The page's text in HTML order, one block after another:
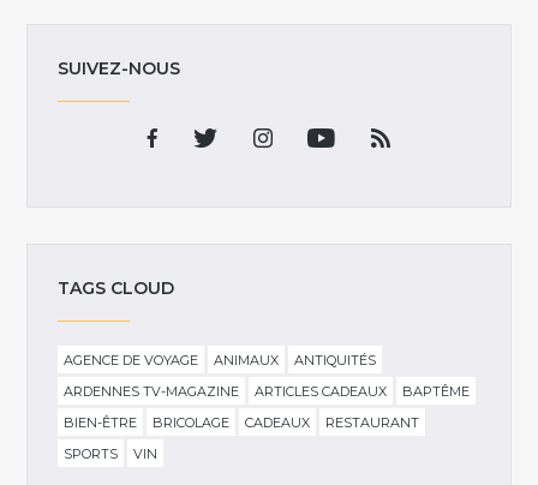
SUIVEZ-NOUS
TAGS CLOUD
AGENCE DE VOYAGE ANIMAUX
ANTIQUITÉS
ARDENNES TV-MAGAZINE
ARTICLES CADEAUX
BAPTÊME
BIEN-ÊTRE
BRICOLAGE CADEAUX
RESTAURANT
SPORTS
VIN